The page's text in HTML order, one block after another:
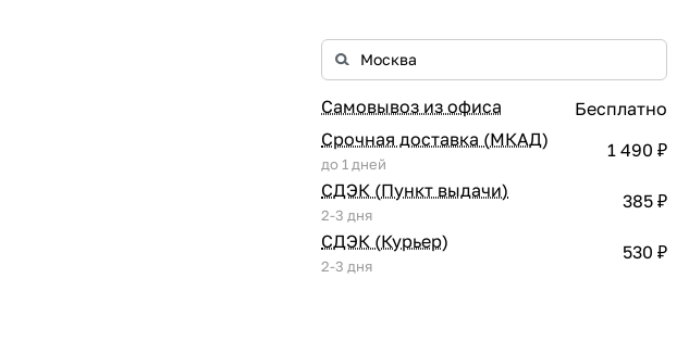
Самовывоз из офиса
Бесплатно
Срочная доставка (МКАД)
до 1 дней
1 490 ₽
СДЭК (Пункт выдачи)
2-3 дня
385 ₽
СДЭК (Курьер)
2-3 дня
530 ₽